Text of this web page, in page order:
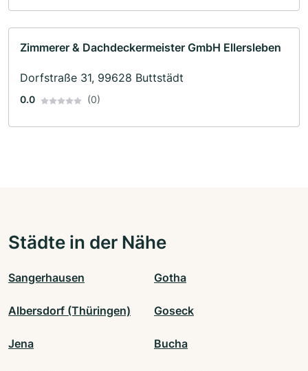
Zimmerer & Dachdeckermeister GmbH Ellersleben
Dorfstraße 31, 99628 Buttstädt
0.0 (0)
Städte in der Nähe
Sangerhausen Gotha
Albersdorf (Thüringen) Goseck
Jena Bucha